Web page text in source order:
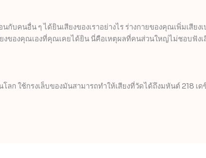
บคนอื่น ๆ ได้ยินเสียงของเราอย่างไร ร่างกายของคุณเพิ่มเสียง
งของคุณเองที่คุณเคยได้ยิน นี่คือเหตุผลที่คนส่วนใหญ่ไม่ชอบฟังเ
ลก ใช้กรงเล็บของมันสามารถทำให้เสียงที่วัดได้ถึงมหันต์ 218 เด